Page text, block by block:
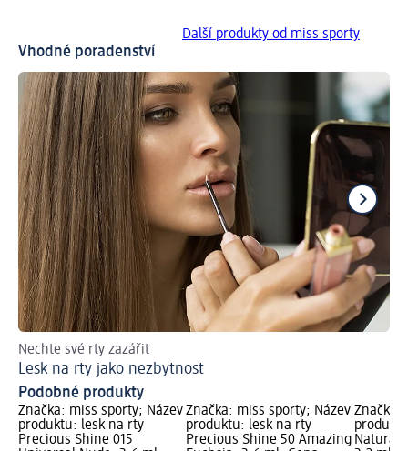
Další produkty od miss sporty
Vhodné poradenství
Nechte své rty zazářit
Lesk na rty jako nezbytnost
Podobné produkty
Značka: miss sporty; Název
produktu: lesk na rty
Precious Shine 015
Značka: miss sporty; Název
produktu: lesk na rty
Precious Shine 50 Amazing
Značka: